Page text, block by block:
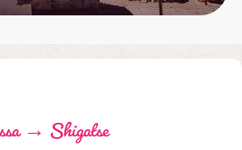
→ Shigatse